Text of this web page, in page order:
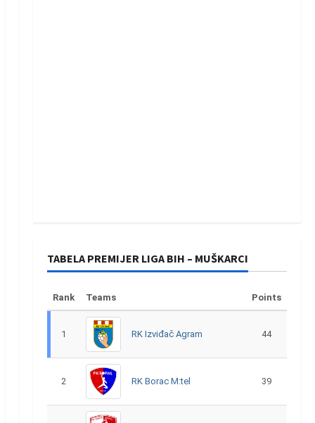
TABELA PREMIJER LIGA BIH – MUŠKARCI
Rank Teams Points
1 RK Izviđač Agram 44
2 RK Borac M:tel 39